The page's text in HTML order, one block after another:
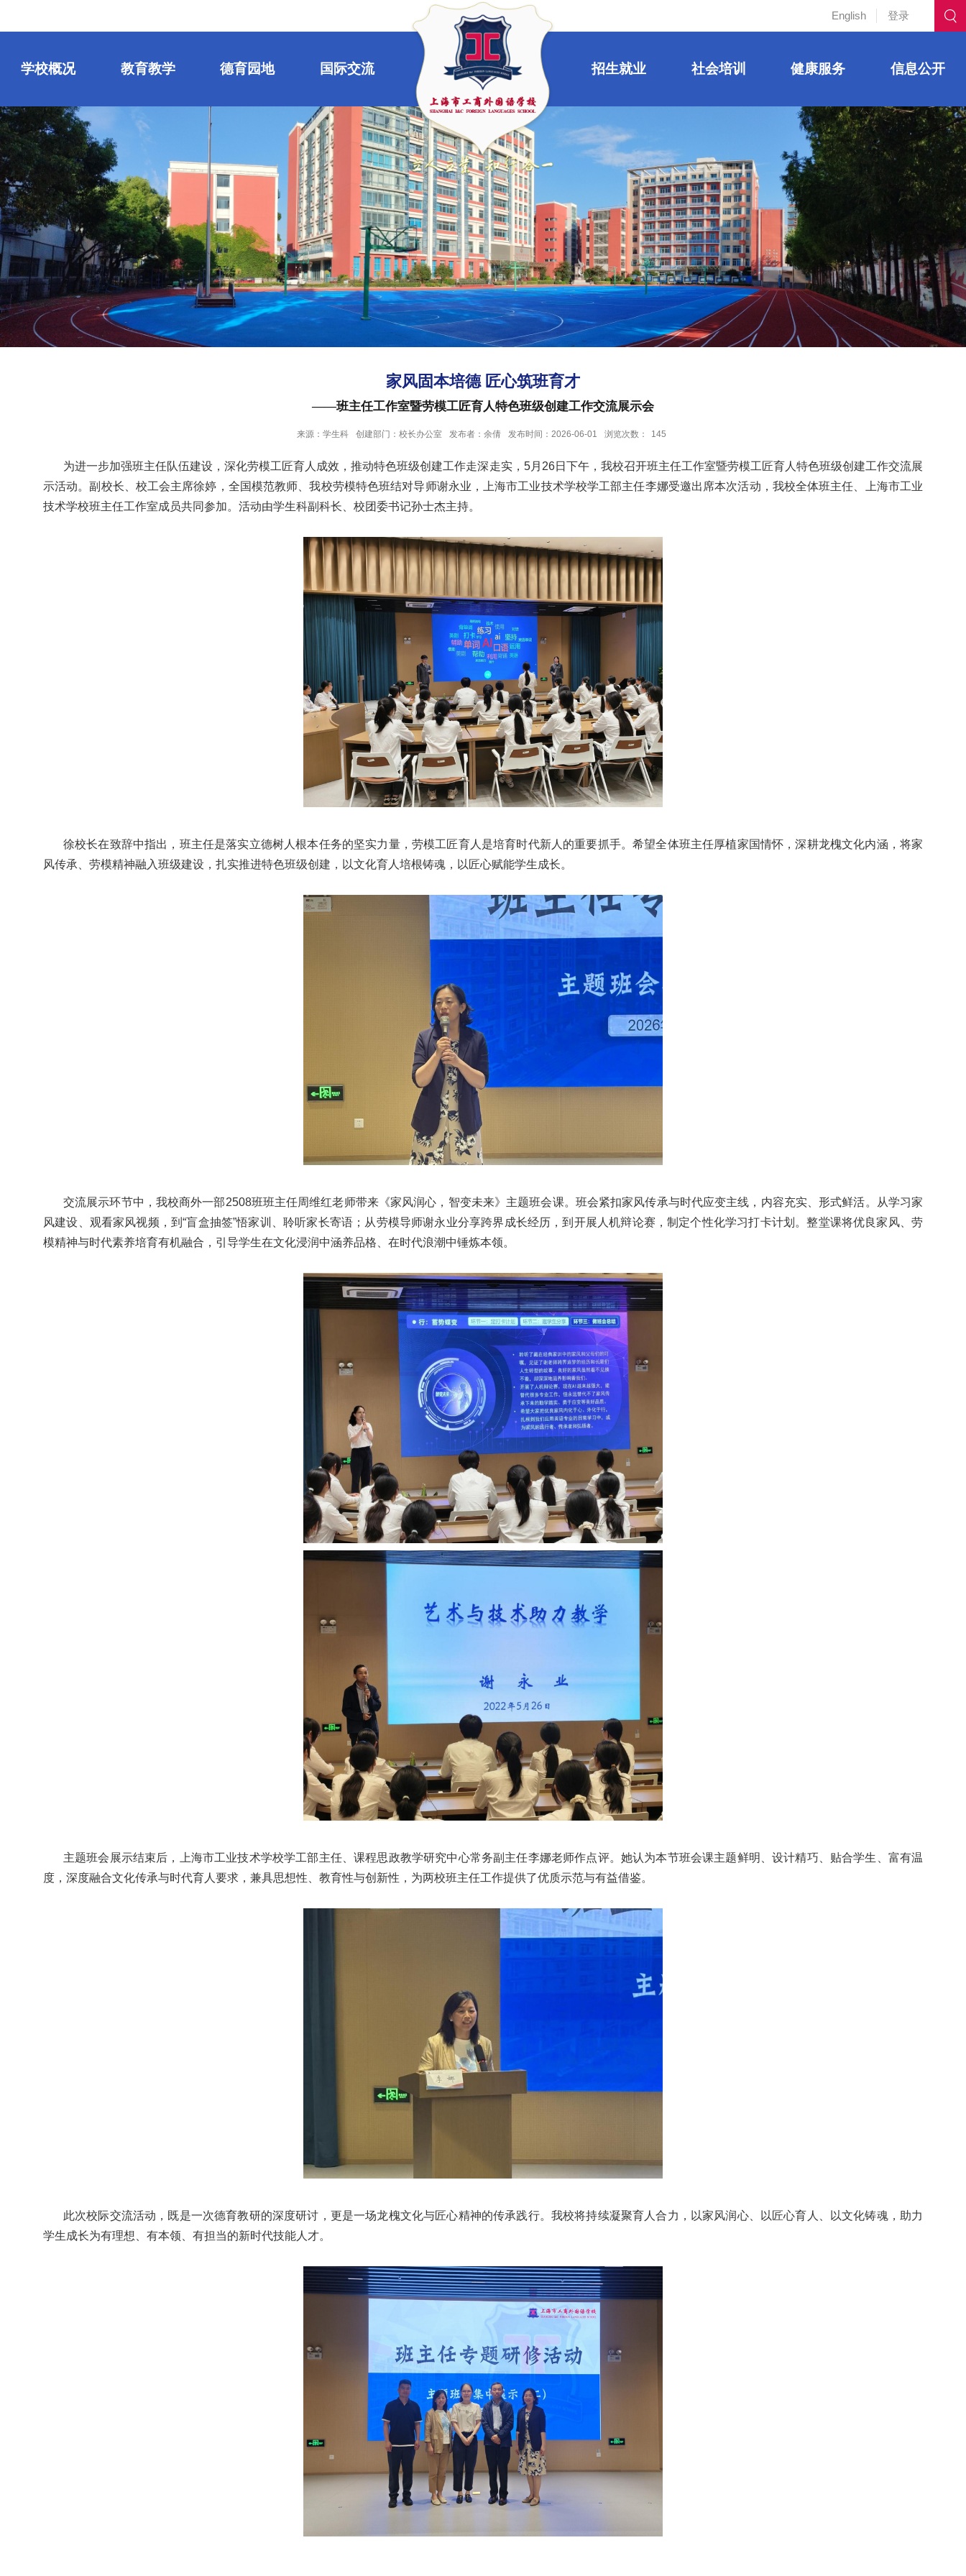
English 登录
学校概况 教育教学 德育园地 国际交流 招生就业 社会培训 健康服务 信息公开
家风固本培德 匠心筑班育才
——班主任工作室暨劳模工匠育人特色班级创建工作交流展示会
来源：学生科 创建部门：校长办公室 发布者：余倩 发布时间：2026-06-01 浏览次数： 145
为进一步加强班主任队伍建设，深化劳模工匠育人成效，推动特色班级创建工作走深走实，5月26日下午，我校召开班主任工作室暨劳模工匠育人特色班级创建工作交流展
示活动。副校长、校工会主席徐婷，全国模范教师、我校劳模特色班结对导师谢永业，上海市工业技术学校学工部主任李娜受邀出席本次活动，我校全体班主任、上海市工业
技术学校班主任工作室成员共同参加。活动由学生科副科长、校团委书记孙士杰主持。
徐校长在致辞中指出，班主任是落实立德树人根本任务的坚实力量，劳模工匠育人是培育时代新人的重要抓手。希望全体班主任厚植家国情怀，深耕龙槐文化内涵，将家
风传承、劳模精神融入班级建设，扎实推进特色班级创建，以文化育人培根铸魂，以匠心赋能学生成长。
交流展示环节中，我校商外一部2508班班主任周维红老师带来《家风润心，智变未来》主题班会课。班会紧扣家风传承与时代应变主线，内容充实、形式鲜活。从学习家
风建设、观看家风视频，到“盲盒抽签”悟家训、聆听家长寄语；从劳模导师谢永业分享跨界成长经历，到开展人机辩论赛，制定个性化学习打卡计划。整堂课将优良家风、劳
模精神与时代素养培育有机融合，引导学生在文化浸润中涵养品格、在时代浪潮中锤炼本领。
主题班会展示结束后，上海市工业技术学校学工部主任、课程思政教学研究中心常务副主任李娜老师作点评。她认为本节班会课主题鲜明、设计精巧、贴合学生、富有温
度，深度融合文化传承与时代育人要求，兼具思想性、教育性与创新性，为两校班主任工作提供了优质示范与有益借鉴。
此次校际交流活动，既是一次德育教研的深度研讨，更是一场龙槐文化与匠心精神的传承践行。我校将持续凝聚育人合力，以家风润心、以匠心育人、以文化铸魂，助力
学生成长为有理想、有本领、有担当的新时代技能人才。